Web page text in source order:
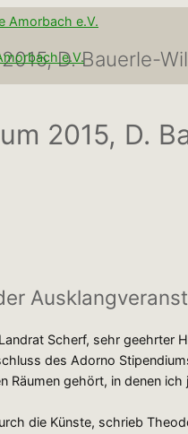
D. Bauerle-
e.V.
2015, D.
Scherf, sehr geehrter
des Adorno
Räumen gehört, in denen
die Künste, schrieb